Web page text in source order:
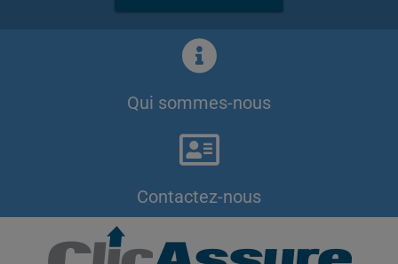
Qui sommes-nous
Contactez-nous